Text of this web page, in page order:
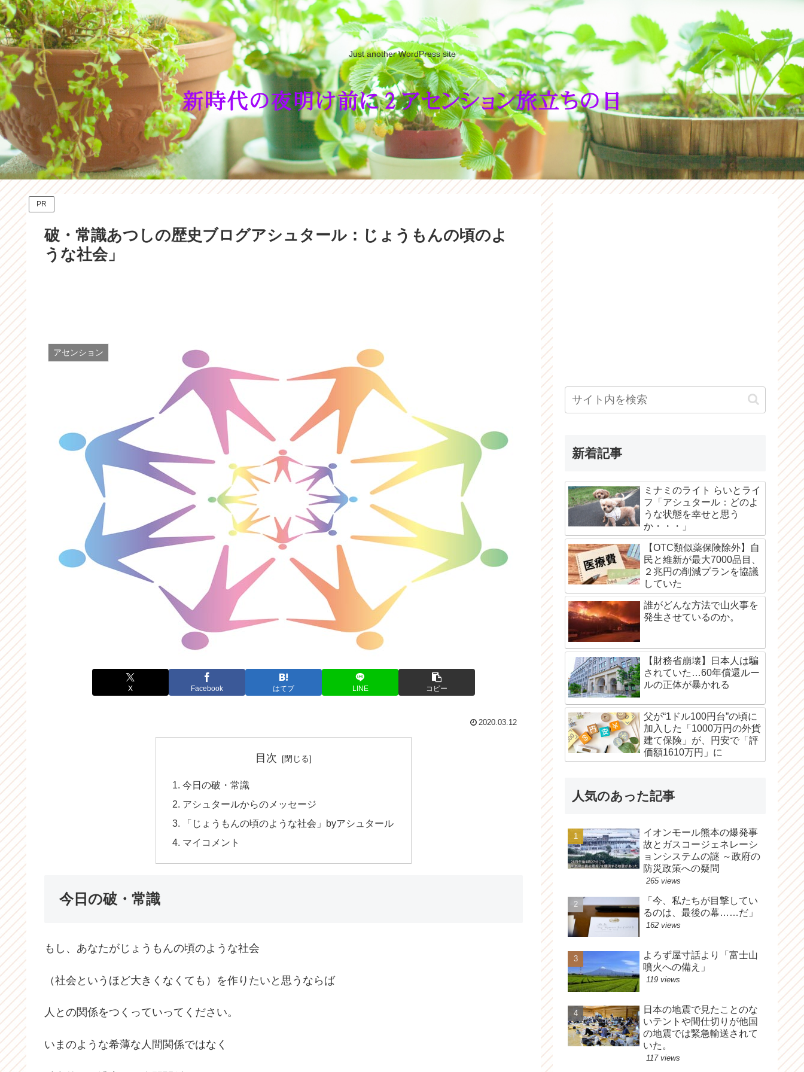
Just another WordPress site
PR
破・常識あつしの歴史ブログアシュタール：じょうもんの頃のよ
うな社会」
アセンション
X Facebook はてブ LINE コピー
2020.03.12
目次
今日の破・常識
アシュタールからのメッセージ
「じょうもんの頃のような社会」byアシュタール
マイコメント
今日の破・常識
もし、あなたがじょうもんの頃のような社会
（社会というほど大きくなくても）を作りたいと思うならば
人との関係をつくっていってください。
いまのような希薄な人間関係ではなく
新着記事
ミナミのライト らいとライ
フ「アシュタール：どのよ
うな状態を幸せと思う
か・・・」
【OTC類似薬保険除外】自
民と維新が最大7000品目、
２兆円の削減プランを協議
していた
誰がどんな方法で山火事を
発生させているのか。
【財務省崩壊】日本人は騙
されていた…60年償還ルー
ルの正体が暴かれる
父が“1ドル100円台”の頃に
加入した「1000万円の外貨
建て保険」が、円安で「評
価額1610万円」に
人気のあった記事
イオンモール熊本の爆発事
故とガスコージェネレーシ
ョンシステムの謎 ～政府の
防災政策への疑問
265 views
「今、私たちが目撃してい
るのは、最後の幕……だ」
162 views
よろず屋寸話より「富士山
噴火への備え」
119 views
日本の地震で見たことのな
いテントや間仕切りが他国
の地震では緊急輸送されて
いた。
117 views